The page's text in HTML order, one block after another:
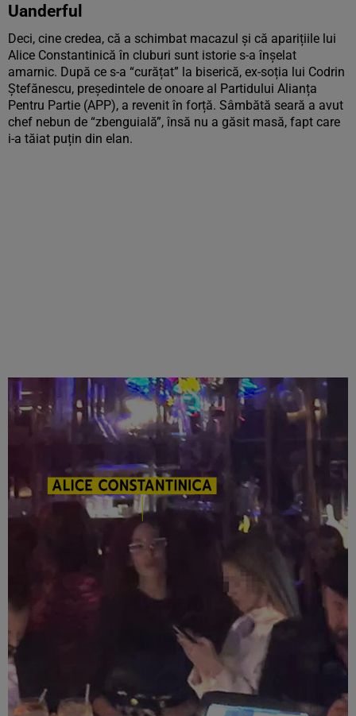
Uanderful
Deci, cine credea, că a schimbat macazul și că aparițiile lui
Alice Constantinică în cluburi sunt istorie s-a înșelat
amarnic. După ce s-a “curățat” la biserică, ex-soția lui Codrin
Ștefănescu, președintele de onoare al Partidului Alianța
Pentru Partie (APP), a revenit în forță. Sâmbătă seară a avut
chef nebun de “zbenguială”, însă nu a găsit masă, fapt care
i-a tăiat puțin din elan.